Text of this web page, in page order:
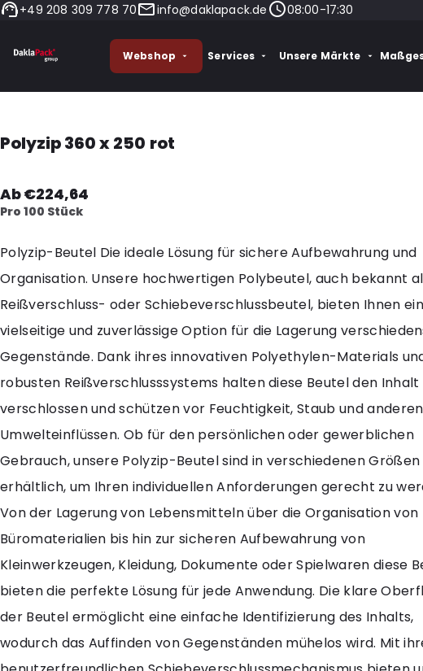
+49 208 309 778 70 info@daklapack.de 08:00-17:30
Webshop Services Unsere Märkte
Polyzip 360 x 250 rot
Ab €224,64
Pro 100 Stück
Polyzip-Beutel Die ideale Lösung für sichere Aufbewahrung und
Organisation. Unsere hochwertigen Polybeutel, auch bekannt
Reißverschluss- oder Schiebeverschlussbeutel, bieten Ihnen
vielseitige und zuverlässige Option für die Lagerung
Gegenstände. Dank ihres innovativen Polyethylen-Materials
robusten Reißverschlusssystems halten diese Beutel den
verschlossen und schützen vor Feuchtigkeit, Staub und anderen
Umwelteinflüssen. Ob für den persönlichen oder gewerblichen
Gebrauch, unsere Polyzip-Beutel sind in verschiedenen Größen
erhältlich, um Ihren individuellen Anforderungen gerecht zu
Von der Lagerung von Lebensmitteln über die Organisation von
Büromaterialien bis hin zur sicheren Aufbewahrung von
Kleinwerkzeugen, Kleidung, Dokumente oder Spielwaren diese
bieten die perfekte Lösung für jede Anwendung. Die klare
der Beutel ermöglicht eine einfache Identifizierung des Inhalts,
wodurch das Auffinden von Gegenständen mühelos wird. Mit